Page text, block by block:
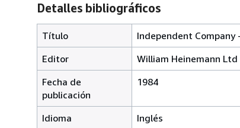
Detalles bibliográficos
Título
Independent
Editor
William Heinemann Ltd
Fecha de
publicación
1984
Idioma
Inglés